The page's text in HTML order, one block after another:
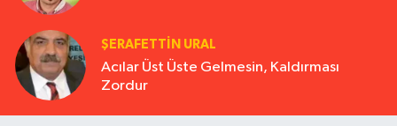
ŞERAFETTIN URAL
Acılar Üst Üste Gelmesin, Kaldırması
Zordur